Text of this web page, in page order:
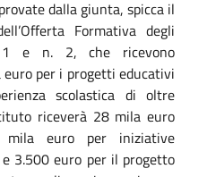
dalla giunta, spicca il
Formativa degli
1 e n. 2, che ricevono
per i progetti educativi
scolastica di oltre
riceverà 28 mila euro
euro per iniziative
3.500 euro per il progetto